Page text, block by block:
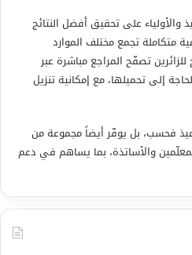
على تحقيق أفضل النتائج
متكاملة تجمع مختلف الموارد
تصفّح المراجع مباشرة عبر
إلى تحميلها، مع إمكانية تنزيل
فحسب، بل يوفّر أيضاً مجموعة من
المعلّمين والأساتذة، بما يساهم في دعم